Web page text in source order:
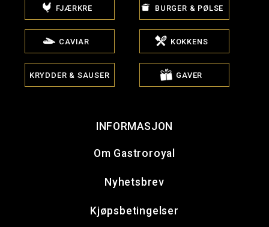
FJÆRKRE BURGER & PØLSE
CAVIAR KOKKENS
KRYDDER & SAUSER GAVER
INFORMASJON
Om Gastroroyal
Nyhetsbrev
Kjøpsbetingelser